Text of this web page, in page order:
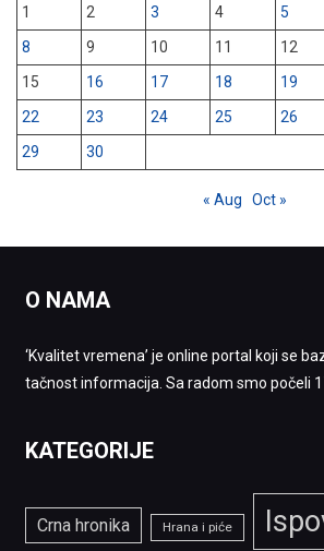
1
2 3 4 5
8
9 10 11 12
15
16 17 18 19
22
23 24 25 26
29
30
« Aug Oct »
O NAMA
‘Kvalitet vremena’ je online portal koji se
tačnost informacija. Sa radom smo počeli
KATEGORIJE
Crna hronika Hrana i piće